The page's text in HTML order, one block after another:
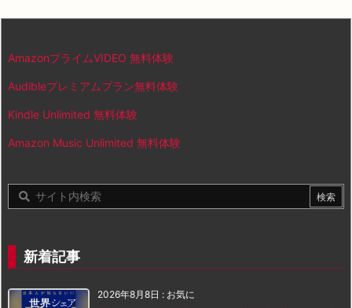
AmazonプライムVIDEO 無料体験
Audibleプレミアムプラン無料体験
Kindle Unlimited 無料体験
Amazon Music Unlimited 無料体験
新着記事
2026年8月8日 : お気に